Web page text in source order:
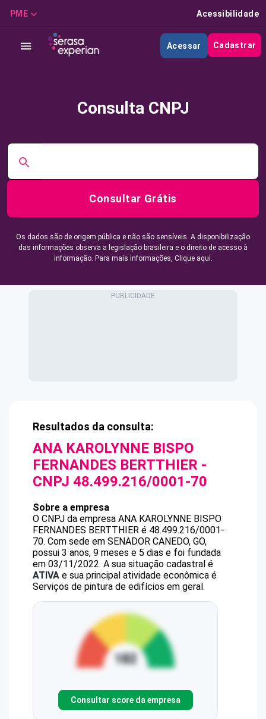
PME Acessibilidade
Acessar Cadastrar
Consulta CNPJ
Consultar Grátis
Os dados são de origem pública e não são sensíveis. A disponibilização
das informações observa a legislação brasileira e o direito de acesso à
informação. Para mais informações, Clique aqui.
Resultados da consulta:
ANA KAROLYNNE BISPO
FERNANDES BERTTHIER -
CNPJ 48.499.216/0001-70
Sobre a empresa
O CNPJ da empresa ANA KAROLYNNE BISPO
FERNANDES BERTTHIER é 48.499.216/0001-
70. Com sede em SENADOR CANEDO, GO,
possui 3 anos, 9 meses e 5 dias e foi fundada
em 03/11/2022. A sua situação cadastral é
ATIVA e sua principal atividade econômica é
Serviços de pintura de edifícios em geral.
Consultar score da empresa